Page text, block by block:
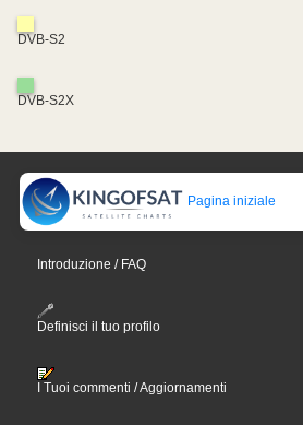
DVB-S2
DVB-S2X
Pagina iniziale
Introduzione / FAQ
Definisci il tuo profilo
I Tuoi commenti / Aggiornamenti